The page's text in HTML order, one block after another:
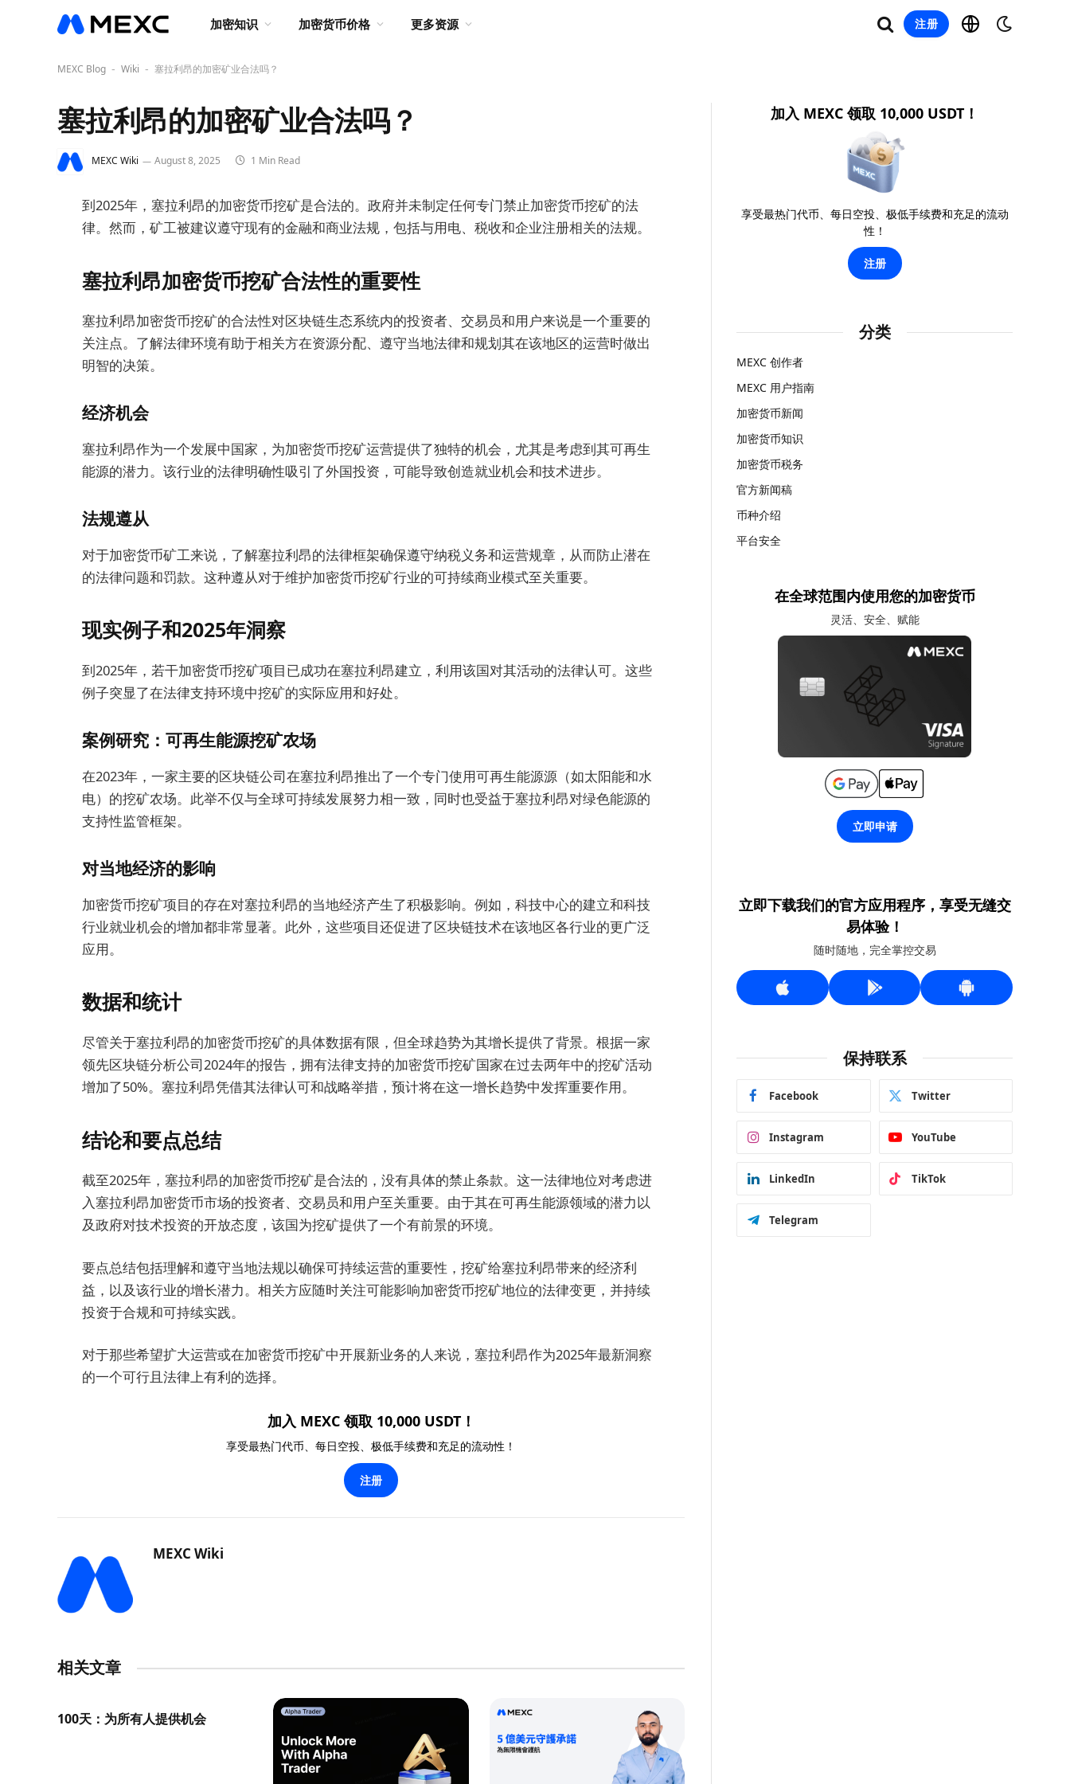
加密知识 加密货币价格 更多资源 注册
MEXC Blog - Wiki - 塞拉利昂的加密矿业合法吗？
塞拉利昂的加密矿业合法吗？
MEXC Wiki August 8, 2025 1 Min Read
到2025年，塞拉利昂的加密货币挖矿是合法的。政府并未制定任何专门禁止加密货币挖矿的法
律。然而，矿工被建议遵守现有的金融和商业法规，包括与用电、税收和企业注册相关的法规。
塞拉利昂加密货币挖矿合法性的重要性
塞拉利昂加密货币挖矿的合法性对区块链生态系统内的投资者、交易员和用户来说是一个重要的
关注点。了解法律环境有助于相关方在资源分配、遵守当地法律和规划其在该地区的运营时做出
明智的决策。
经济机会
塞拉利昂作为一个发展中国家，为加密货币挖矿运营提供了独特的机会，尤其是考虑到其可再生
能源的潜力。该行业的法律明确性吸引了外国投资，可能导致创造就业机会和技术进步。
法规遵从
对于加密货币矿工来说，了解塞拉利昂的法律框架确保遵守纳税义务和运营规章，从而防止潜在
的法律问题和罚款。这种遵从对于维护加密货币挖矿行业的可持续商业模式至关重要。
现实例子和2025年洞察
到2025年，若干加密货币挖矿项目已成功在塞拉利昂建立，利用该国对其活动的法律认可。这些
例子突显了在法律支持环境中挖矿的实际应用和好处。
案例研究：可再生能源挖矿农场
在2023年，一家主要的区块链公司在塞拉利昂推出了一个专门使用可再生能源源（如太阳能和水
电）的挖矿农场。此举不仅与全球可持续发展努力相一致，同时也受益于塞拉利昂对绿色能源的
支持性监管框架。
对当地经济的影响
加密货币挖矿项目的存在对塞拉利昂的当地经济产生了积极影响。例如，科技中心的建立和科技
行业就业机会的增加都非常显著。此外，这些项目还促进了区块链技术在该地区各行业的更广泛
应用。
数据和统计
尽管关于塞拉利昂的加密货币挖矿的具体数据有限，但全球趋势为其增长提供了背景。根据一家
领先区块链分析公司2024年的报告，拥有法律支持的加密货币挖矿国家在过去两年中的挖矿活动
增加了50%。塞拉利昂凭借其法律认可和战略举措，预计将在这一增长趋势中发挥重要作用。
结论和要点总结
截至2025年，塞拉利昂的加密货币挖矿是合法的，没有具体的禁止条款。这一法律地位对考虑进
入塞拉利昂加密货币市场的投资者、交易员和用户至关重要。由于其在可再生能源领域的潜力以
及政府对技术投资的开放态度，该国为挖矿提供了一个有前景的环境。
要点总结包括理解和遵守当地法规以确保可持续运营的重要性，挖矿给塞拉利昂带来的经济利
益，以及该行业的增长潜力。相关方应随时关注可能影响加密货币挖矿地位的法律变更，并持续
投资于合规和可持续实践。
对于那些希望扩大运营或在加密货币挖矿中开展新业务的人来说，塞拉利昂作为2025年最新洞察
的一个可行且法律上有利的选择。
加入 MEXC 领取 10,000 USDT！
享受最热门代币、每日空投、极低手续费和充足的流动性！
注册
MEXC Wiki
相关文章
100天：为所有人提供机会
加入 MEXC 领取 10,000 USDT！
享受最热门代币、每日空投、极低手续费和充足的流动
性！
注册
分类
MEXC 创作者
MEXC 用户指南
加密货币新闻
加密货币知识
加密货币税务
官方新闻稿
币种介绍
平台安全
在全球范围内使用您的加密货币
灵活、安全、赋能
立即申请
立即下载我们的官方应用程序，享受无缝交
易体验！
随时随地，完全掌控交易
保持联系
Facebook Twitter
Instagram YouTube
LinkedIn TikTok
Telegram